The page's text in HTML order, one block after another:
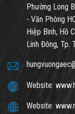
Phường Long
- Văn Phòng
Hiệp Bình, Hồ
Linh Đông, Tp.
Website:
Website: